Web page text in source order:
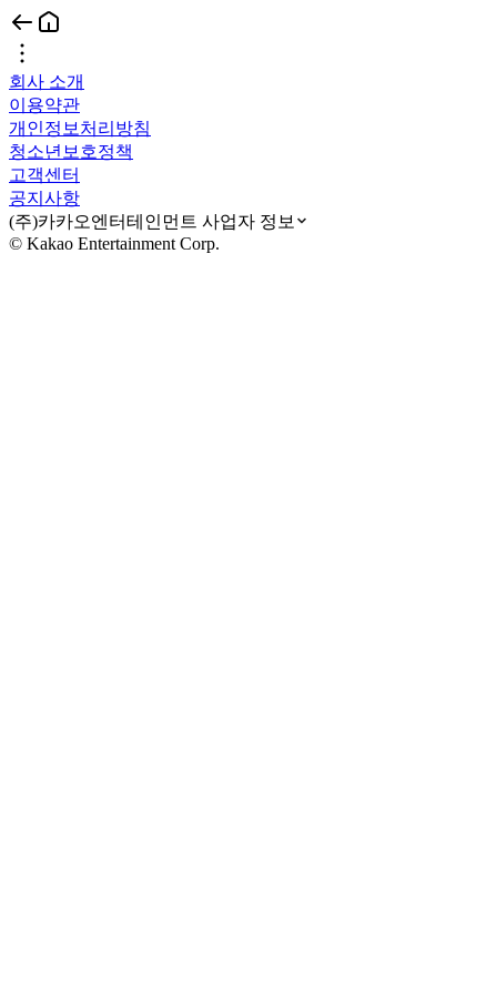
회사 소개
이용약관
개인정보처리방침
청소년보호정책
고객센터
공지사항
(주)카카오엔터테인먼트 사업자 정보
© Kakao Entertainment Corp.